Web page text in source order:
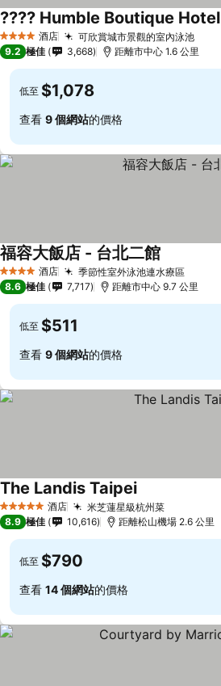
4 星級 酒店 可欣賞城市景觀的室內泳池
???? Humble Boutique Hotel
9.2 極佳 3,668 距離市中心 1.6 公里
低至 $1,078
查看 9 個網站的價格
4 星級 酒店 季節性室外泳池連水療區
福容大飯店 - 台北二館
8.6 極佳 7,717 距離市中心 9.7 公里
低至 $511
查看 9 個網站的價格
5 星級 酒店 米芝蓮星級杭州菜
The Landis Taipei
8.9 極佳 10,616 距離松山機場 2.6 公里
低至 $790
查看 14 個網站的價格